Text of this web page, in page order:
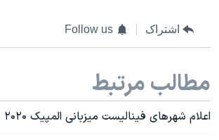
اشتراک Follow us
مطالب مرتبط
اعلام شهرهای فينالیست میزبانی المپيک ۲۰۲۰